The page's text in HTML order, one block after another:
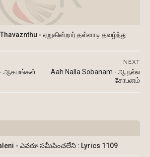
- ஏறுகின்றார் தள்ளாடி தவழ்ந்து
NEXT
Aah Nalla Sobanam - ஆ நல்ல
சோபனம்
- ஆகமங்கள்
- ఎవరూ సమీపించలేని : Lyrics 1109